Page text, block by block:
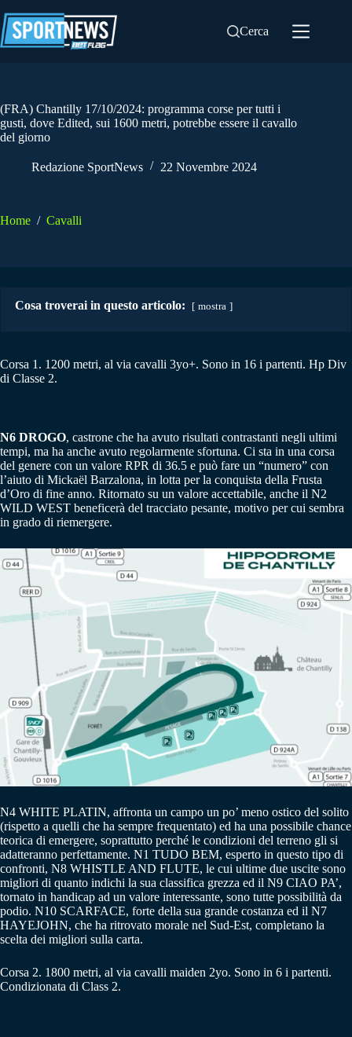
al
contenuto
Cerca
(FRA) Chantilly 17/10/2024: programma corse per tutti i
gusti, dove Edited, sui 1600 metri, potrebbe essere il cavallo
del giorno
Redazione SportNews 22 Novembre 2024
Home / Cavalli
Cosa troverai in questo articolo: mostra
Corsa 1. 1200 metri, al via cavalli 3yo+. Sono in 16 i partenti. Hp Div
di Classe 2.
N6 DROGO, castrone che ha avuto risultati contrastanti negli ultimi
tempi, ma ha anche avuto regolarmente sfortuna. Ci sta in una corsa
del genere con un valore RPR di 36.5 e può fare un “numero” con
l’aiuto di Mickaël Barzalona, in lotta per la conquista della Frusta
d’Oro di fine anno. Ritornato su un valore accettabile, anche il N2
WILD WEST beneficerà del tracciato pesante, motivo per cui sembra
in grado di riemergere.
N4 WHITE PLATIN, affronta un campo un po’ meno ostico del solito
(rispetto a quelli che ha sempre frequentato) ed ha una possibile chance
teorica di emergere, soprattutto perché le condizioni del terreno gli si
adatteranno perfettamente. N1 TUDO BEM, esperto in questo tipo di
confronti, N8 WHISTLE AND FLUTE, le cui ultime due uscite sono
migliori di quanto indichi la sua classifica grezza ed il N9 CIAO PA’,
tornato in handicap ad un valore interessante, sono tutte possibilità da
podio. N10 SCARFACE, forte della sua grande costanza ed il N7
HAYEJOHN, che ha ritrovato morale nel Sud-Est, completano la
scelta dei migliori sulla carta.
Corsa 2. 1800 metri, al via cavalli maiden 2yo. Sono in 6 i partenti.
Condizionata di Class 2.